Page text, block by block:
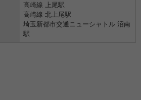
高崎線 上尾駅
高崎線 北上尾駅
埼玉新都市交通ニューシャトル 沼南
駅